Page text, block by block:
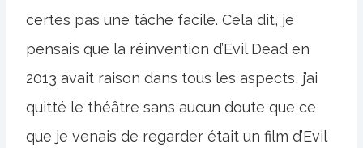
certes pas une tâche facile. Cela dit, je
pensais que la réinvention d’Evil Dead en
2013 avait raison dans tous les aspects, j’ai
quitté le théâtre sans aucun doute que ce
que je venais de regarder était un film d’Evil